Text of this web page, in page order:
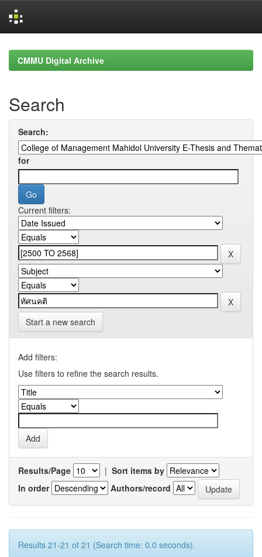
navigationCMMU Digital Archive
Search
Search:
for
Current filters:
Start a new search
Add filters:
Use filters to refine the search results.
Results/Page | Sort items by
In order
Authors/record
Results 21-21 of 21 (Search time: 0.0 seconds).